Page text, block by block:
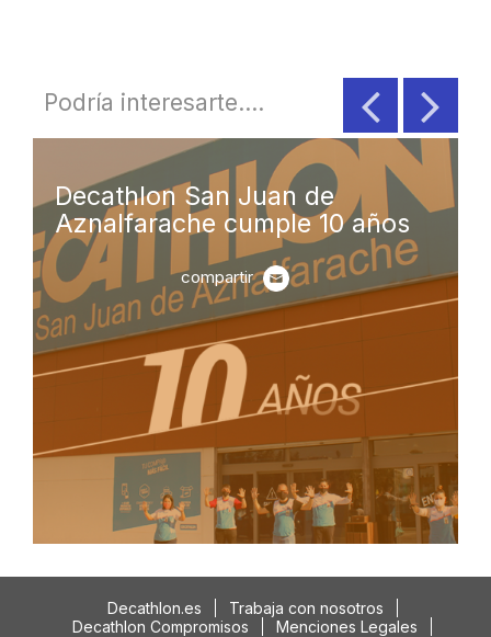
Podría interesarte....
Decathlon San Juan de
Aznalfarache cumple 10 años
compartir
Decathlon.es
Trabaja con nosotros
Decathlon Compromisos
Menciones Legales